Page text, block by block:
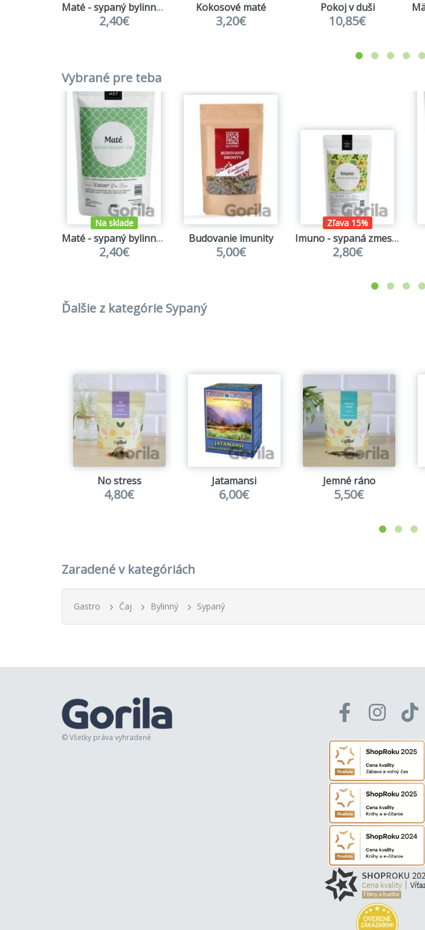
Maté - sypaný bylinný čaj
2,40€
Kokosové maté
3,20€
Pokoj v duši
10,85€
Vybrané pre teba
Na sklade
Maté - sypaný bylinný čaj
2,40€
Budovanie imunity
5,00€
Zľava 15%
Imuno - sypaná zmes bylín
2,80€
Ďalšie z kategórie Sypaný
No stress
4,80€
Jatamansi
6,00€
Jemné ráno
5,50€
Zaradené v kategóriách
Gastro Čaj Bylinný Sypaný
© Všetky práva vyhradené